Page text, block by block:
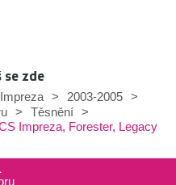
se zde
Impreza > 2003-2005
>
> Těsnění
>
Impreza, Forester, Legacy